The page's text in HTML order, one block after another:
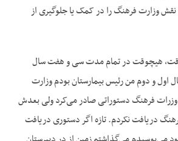
نقش وزارت فرهنگ را در کمک یا جلوگیری از
هیچوقت در تمام مدت سی و هفت سال
اول و دوم من رئیس بیمارستان بودم وزارت
فرهنگ دستوراتی صادر می‌کرد ولی بعدش
دریافت نکردم. تازه اگر دستوری دریافت